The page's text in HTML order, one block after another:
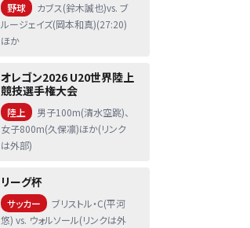
野球
カブス(鈴木誠也)vs. ブ
ルージェイズ(岡本和真)(27:20)
ほか
オレゴン2026 U20世界陸上
競技選手権大会
陸上
男子100m(清水空跳)、
女子800m(久保凛)ほか(リンク
は外部)
リーグ杯
サッカー
ブリストル・C(平河
悠) vs. ウォルソール(リンクは外